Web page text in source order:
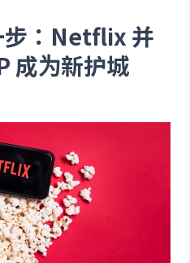
步：Netflix 并
成为新护城